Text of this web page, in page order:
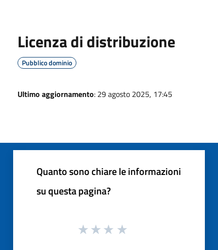
Licenza di distribuzione
Pubblico dominio
Ultimo aggiornamento: 29 agosto 2025, 17:45
Quanto sono chiare le informazioni
su questa pagina?